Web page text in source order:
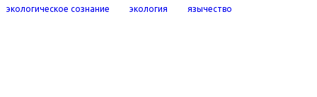
экологическое сознание экология язычество